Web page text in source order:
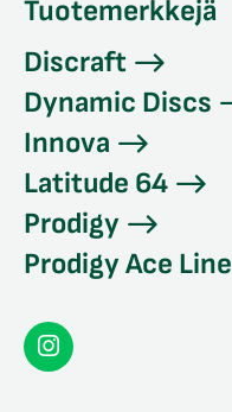
Tuotemerkkejä
Discraft
Dynamic Discs
Innova
Latitude 64
Prodigy
Prodigy Ace Line
Seconddisc